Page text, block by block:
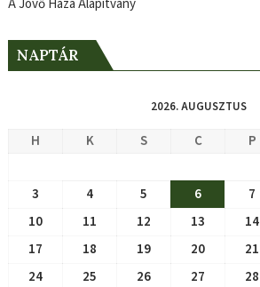
A Jövő Háza Alapítvány
NAPTÁR
2026. AUGUSZTUS
H K S C P
3
4 5 6 7
10
11 12 13 14
17
18 19 20 21
24
25 26 27 28